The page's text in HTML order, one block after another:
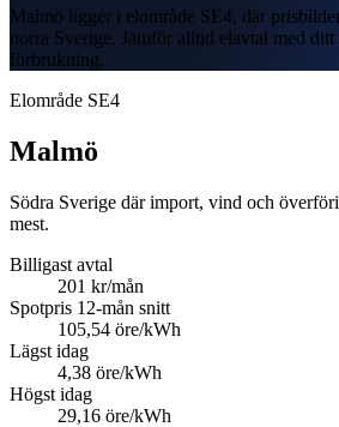
Malmö ligger i elområde SE4, där
norra Sverige. Jämför alltid elavtal med
förbrukning.
Elområde SE4
Malmö
Södra Sverige där import, vind och
mest.
Billigast avtal
201 kr/mån
Spotpris 12-mån snitt
105,54 öre/kWh
Lägst idag
4,38 öre/kWh
Högst idag
29,16 öre/kWh